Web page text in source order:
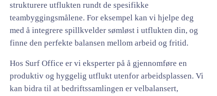
strukturere utflukten rundt de spesifikke
teambyggingsmålene. For eksempel kan vi hjelpe deg
med å integrere spillkvelder sømløst i utflukten din, og
finne den perfekte balansen mellom arbeid og fritid.
Hos Surf Office er vi eksperter på å gjennomføre en
produktiv og hyggelig utflukt utenfor arbeidsplassen. Vi
kan bidra til at bedriftssamlingen er velbalansert,